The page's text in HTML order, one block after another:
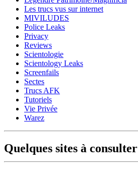
Les trucs vus sur internet
MIVILUDES
Police Leaks
Privacy
Reviews
Scientologie
Scientology Leaks
Screenfails
Sectes
Trucs AFK
Tutoriels
Vie Privée
Warez
Quelques sites à consulter